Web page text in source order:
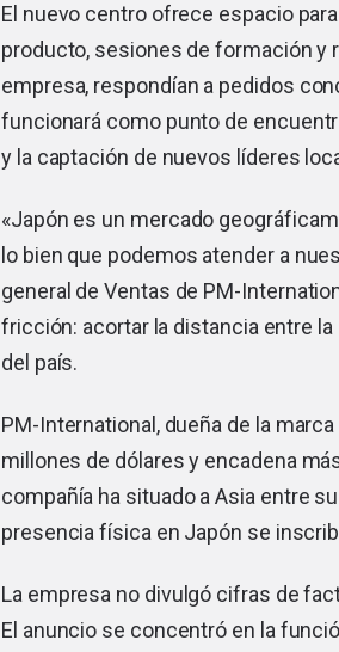
El nuevo centro ofrece espacio
producto, sesiones de formación y
empresa, respondían a pedidos
funcionará como punto de
y la captación de nuevos líderes
«Japón es un mercado
lo bien que podemos atender a
general de Ventas de PM-
fricción: acortar la distancia entre
del país.
PM-International, dueña de la
millones de dólares y encadena
compañía ha situado a Asia entre
presencia física en Japón se
La empresa no divulgó cifras de
El anuncio se concentró en la